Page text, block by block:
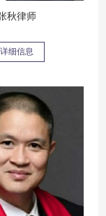
秋律师
详细信息